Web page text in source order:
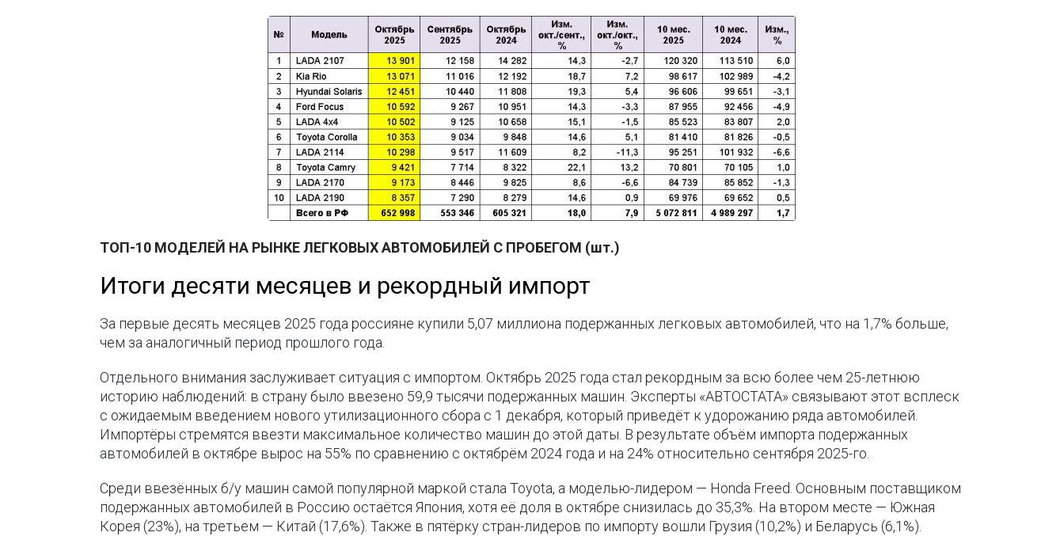
ТОП-10 МОДЕЛЕЙ НА РЫНКЕ ЛЕГКОВЫХ АВТОМОБИЛЕЙ С ПРОБЕГОМ (шт.)
Итоги десяти месяцев и рекордный импорт
За первые десять месяцев 2025 года россияне купили 5,07 миллиона подержанных легковых автомобилей, что на 1,7% больше,
чем за аналогичный период прошлого года.
Отдельного внимания заслуживает ситуация с импортом. Октябрь 2025 года стал рекордным за всю более чем 25-летнюю
историю наблюдений: в страну было ввезено 59,9 тысячи подержанных машин. Эксперты «АВТОСТАТА» связывают этот всплеск
с ожидаемым введением нового утилизационного сбора с 1 декабря, который приведёт к удорожанию ряда автомобилей.
Импортёры стремятся ввезти максимальное количество машин до этой даты. В результате объём импорта подержанных
автомобилей в октябре вырос на 55% по сравнению с октябрём 2024 года и на 24% относительно сентября 2025-го.
Среди ввезённых б/у машин самой популярной маркой стала Toyota, а моделью-лидером — Honda Freed. Основным поставщиком
подержанных автомобилей в Россию остаётся Япония, хотя её доля в октябре снизилась до 35,3%. На втором месте — Южная
Корея (23%), на третьем — Китай (17,6%). Также в пятёрку стран-лидеров по импорту вошли Грузия (10,2%) и Беларусь (6,1%).